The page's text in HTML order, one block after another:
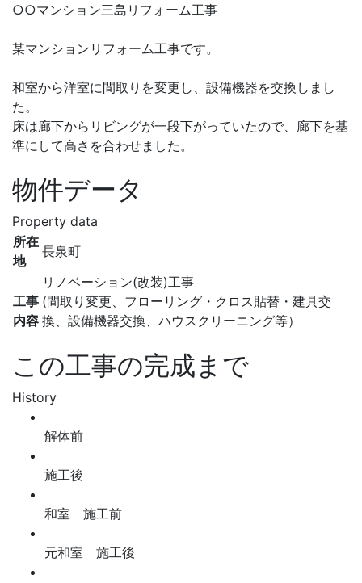
○○マンション三島リフォーム工事
某マンションリフォーム工事です。
和室から洋室に間取りを変更し、設備機器を交換しまし
た。
床は廊下からリビングが一段下がっていたので、廊下を基
準にして高さを合わせました。
物件データ
Property data
所在
地
長泉町
工事
内容
リノベーション(改装)工事
(間取り変更、フローリング・クロス貼替・建具交
換、設備機器交換、ハウスクリーニング等）
この工事の完成まで
History
解体前
施工後
和室 施工前
元和室 施工後